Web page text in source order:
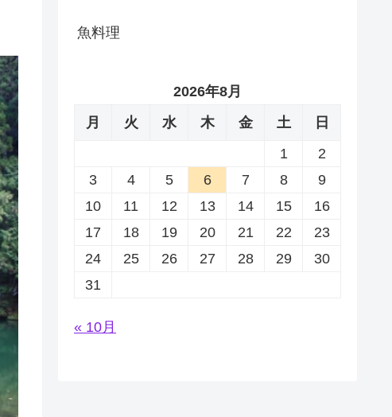
魚料理
2026年8月
月
火 水 木 金 土
日
1
2
3
4 5 6 7 8
9
10
11 12 13 14 15
16
17
18 19 20 21 22
23
24
25 26 27 28 29
30
31
« 10月